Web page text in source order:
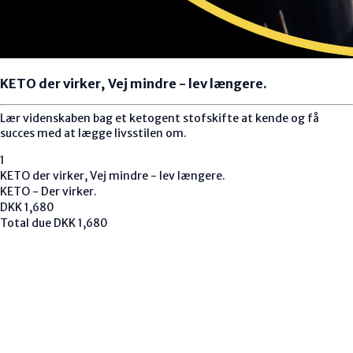
KETO der virker, Vej mindre - lev længere.
Lær videnskaben bag et ketogent stofskifte at kende og få
succes med at lægge livsstilen om.
1
KETO der virker, Vej mindre - lev længere.
KETO - Der virker.
DKK1,680
Total due DKK1,680